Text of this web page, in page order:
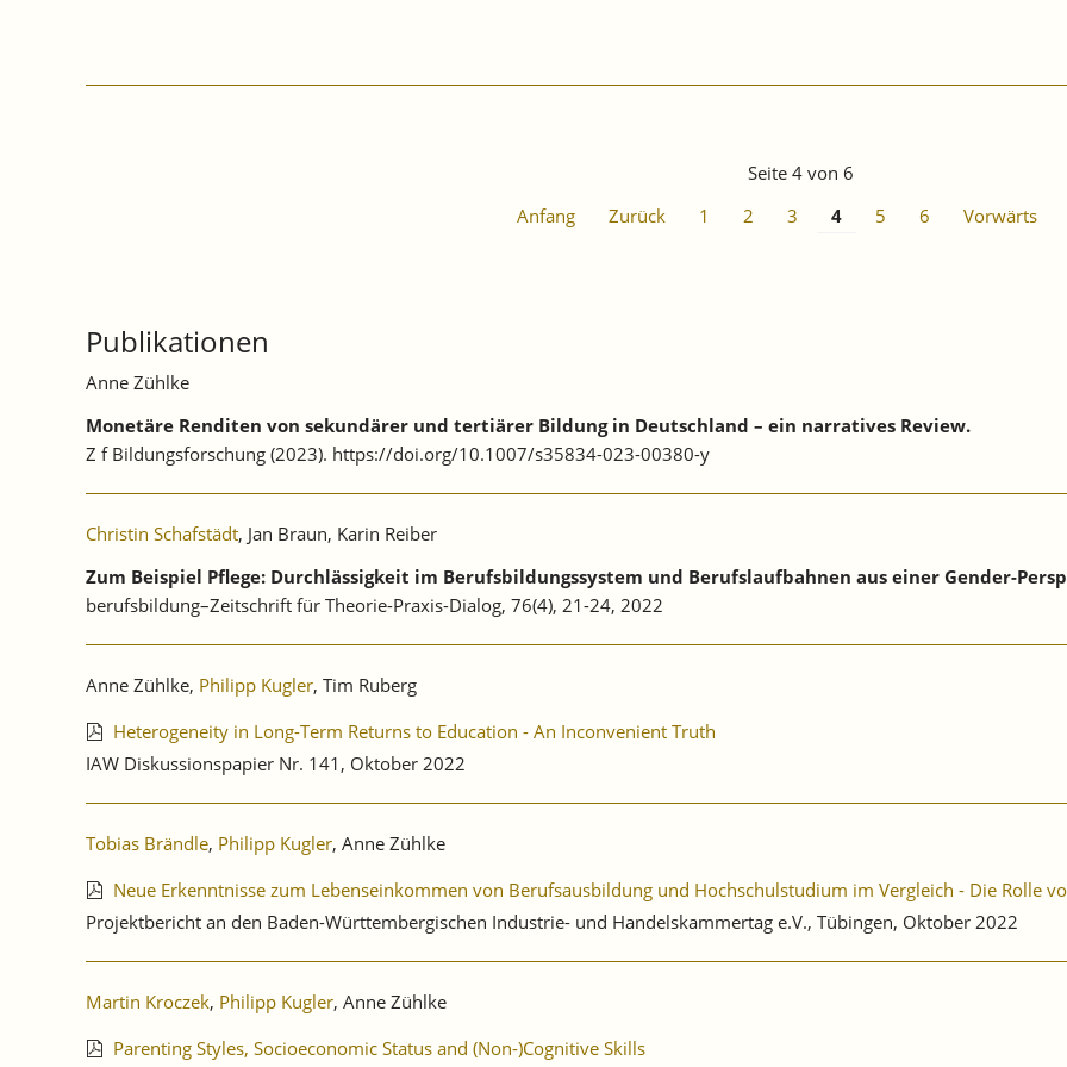
Seite 4 von 6
Anfang
Zurück 1 2 3 4 5 6 Vorwärts
Publikationen
Anne Zühlke
Monetäre Renditen von sekundärer und tertiärer Bildung in Deutschland – ein narratives Review.
Z f Bildungsforschung (2023). https://doi.org/10.1007/s35834-023-00380-y
Christin Schafstädt, Jan Braun, Karin Reiber
Zum Beispiel Pflege: Durchlässigkeit im Berufsbildungssystem und Berufslaufbahnen aus einer Gender-
berufsbildung–Zeitschrift für Theorie-Praxis-Dialog, 76(4), 21-24, 2022
Anne Zühlke, Philipp Kugler, Tim Ruberg
Heterogeneity in Long-Term Returns to Education - An Inconvenient Truth
IAW Diskussionspapier Nr. 141, Oktober 2022
Tobias Brändle, Philipp Kugler, Anne Zühlke
Neue Erkenntnisse zum Lebenseinkommen von Berufsausbildung und Hochschulstudium im Vergleich - Die Rolle
Projektbericht an den Baden-Württembergischen Industrie- und Handelskammertag e.V., Tübingen, Oktober 2022
Martin Kroczek, Philipp Kugler, Anne Zühlke
Parenting Styles, Socioeconomic Status and (Non-)Cognitive Skills